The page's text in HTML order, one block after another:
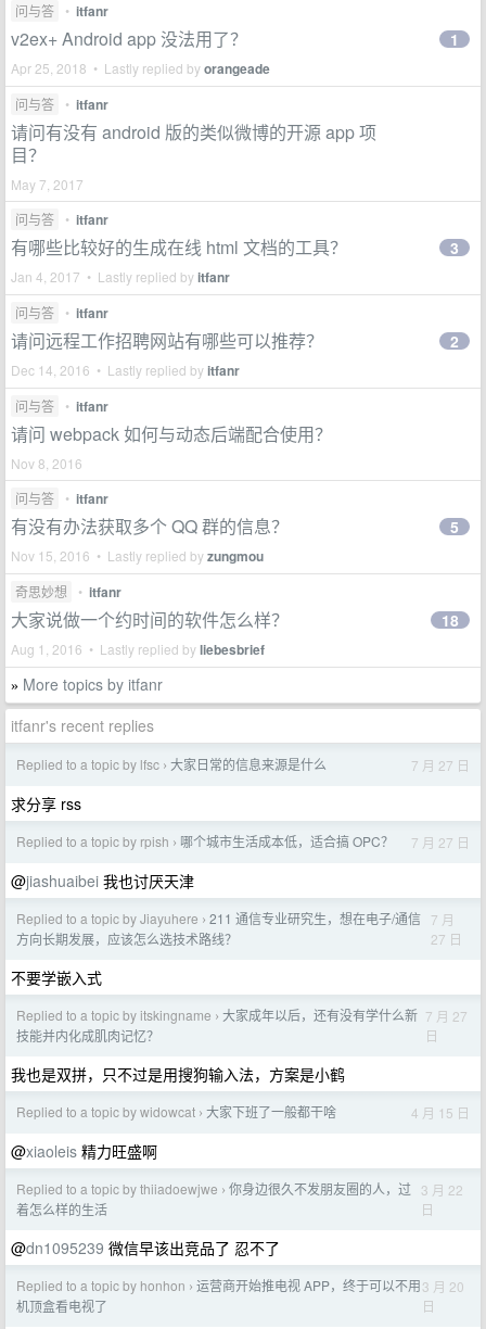
问与答 • itfanr
v2ex+ Android app 没法用了？
Apr 25, 2018 • Lastly replied byorangeade
1
问与答 • itfanr
请问有没有 android 版的类似微博的开源 app 项
目？
May 7, 2017
问与答
• itfanr
有哪些比较好的生成在线 html 文档的工具？
Jan 4, 2017 • Lastly replied byitfanr
3
问与答 • itfanr
请问远程工作招聘网站有哪些可以推荐？
Dec 14, 2016 • Lastly replied byitfanr
2
问与答 • itfanr
请问 webpack 如何与动态后端配合使用？
Nov 8, 2016
问与答
• itfanr
有没有办法获取多个 QQ 群的信息？
Nov 15, 2016 • Lastly replied byzungmou
5
奇思妙想 • itfanr
大家说做一个约时间的软件怎么样？
Aug 1, 2016 • Lastly replied byliebesbrief
18
» More topics by itfanr
itfanr's recent replies
Replied to a topic by lfsc › 大家日常的信息来源是什么 7 月 27 日
求分享 rss
Replied to a topic by rpish › 哪个城市生活成本低，适合搞 OPC？ 7 月 27 日
@jiashuaibei 我也讨厌天津
Replied to a topic by Jiayuhere › 211 通信专业研究生，想在电子/通信
方向长期发展，应该怎么选技术路线？
7 月
27 日
不要学嵌入式
Replied to a topic by itskingname › 大家成年以后，还有没有学什么新
技能并内化成肌肉记忆？
7 月 27
日
我也是双拼，只不过是用搜狗输入法，方案是小鹤
Replied to a topic by widowcat › 大家下班了一般都干啥 4 月 15 日
@xiaoleis 精力旺盛啊
Replied to a topic by thiiadoewjwe › 你身边很久不发朋友圈的人，过
着怎么样的生活
3 月 22
日
@dn1095239 微信早该出竞品了 忍不了
Replied to a topic by honhon › 运营商开始推电视 APP，终于可以不用
机顶盒看电视了
3 月 20
日